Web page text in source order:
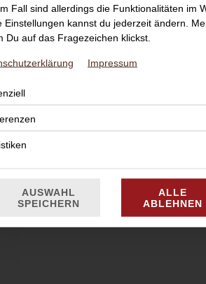
veganer Mozzarella (Laktosefrei),
Fall sind allerdings die Funktionalitäten im
Einstellungen kannst du jederzeit ändern.
Du auf das Fragezeichen klickst.
Impressum
AUSWAHL
SPEICHERN
ALLE
ABLEHNEN